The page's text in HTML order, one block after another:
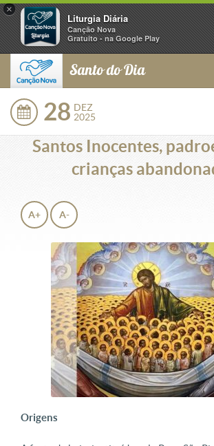
×
Liturgia Diária
Canção Nova
Gratuito - na Google Play
Santo do Dia
28 DEZ
2025
Santos Inocentes,
crianças
A+ A-
Origens